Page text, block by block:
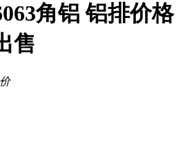
角铝 铝排价格
售